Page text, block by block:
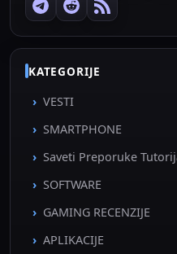
KATEGORIJE
VESTI
SMARTPHONE
Saveti Preporuke
SOFTWARE
GAMING RECENZIJE
APLIKACIJE